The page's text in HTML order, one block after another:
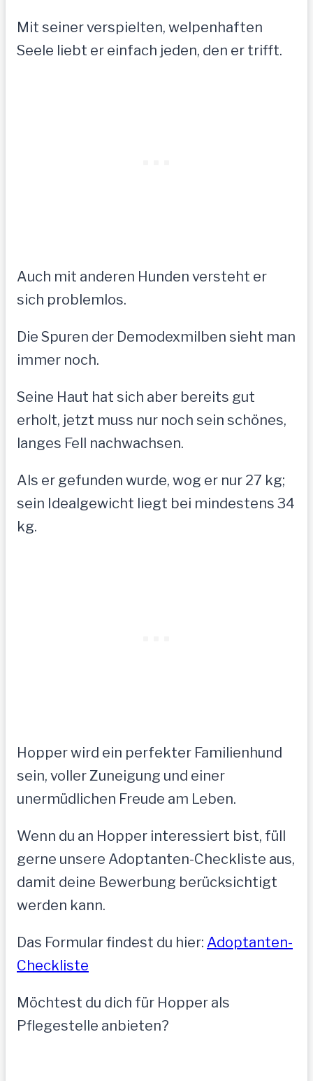
Mit seiner verspielten, welpenhaften
Seele liebt er einfach jeden, den er trifft.
Auch mit anderen Hunden versteht er
sich problemlos.
Die Spuren der Demodexmilben sieht man
immer noch.
Seine Haut hat sich aber bereits gut
erholt, jetzt muss nur noch sein schönes,
langes Fell nachwachsen.
Als er gefunden wurde, wog er nur 27 kg;
sein Idealgewicht liegt bei mindestens 34
kg.
Hopper wird ein perfekter Familienhund
sein, voller Zuneigung und einer
unermüdlichen Freude am Leben.
Wenn du an Hopper interessiert bist, füll
gerne unsere Adoptanten-Checkliste aus,
damit deine Bewerbung berücksichtigt
werden kann.
Das Formular findest du hier: Adoptanten-
Checkliste
Möchtest du dich für Hopper als
Pflegestelle anbieten?